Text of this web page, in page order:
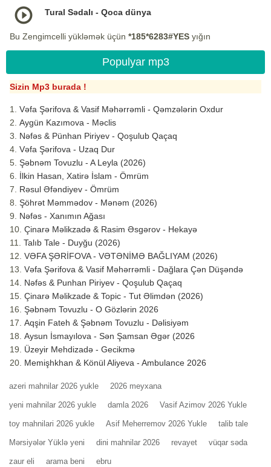
Tural Sədalı - Qoca dünya
Bu Zengimcelli yükləmək üçün *185*6283#YES yığın
Populyar mp3
Sizin Mp3 burada !
Vəfa Şərifova & Vasif Məhərrəmli - Qəmzələrin Oxdur
Aygün Kazımova - Məclis
Nəfəs & Pünhan Piriyev - Qoşulub Qaçaq
Vəfa Şərifova - Uzaq Dur
Şəbnəm Tovuzlu - A Leyla (2026)
İlkin Hasan, Xatirə İslam - Ömrüm
Rəsul Əfəndiyev - Ömrüm
Şöhrət Məmmədov - Mənəm (2026)
Nəfəs - Xanımın Ağası
Çinarə Məlikzadə & Rasim Əsgərov - Hekayə
Talıb Tale - Duyğu (2026)
VƏFA ŞƏRİFOVA - VƏTƏNİMƏ BAĞLIYAM (2026)
Vəfa Şərifova & Vasif Məhərrəmli - Dağlara Çən Düşəndə
Nəfəs & Punhan Piriyev - Qoşulub Qaçaq
Çinarə Məlikzade & Topic - Tut Əlimdən (2026)
Şəbnəm Tovuzlu - O Gözlərin 2026
Aqşin Fateh & Şəbnəm Tovuzlu - Dəlisiyəm
Aysun İsmayılova - Sən Şamsan Əgər (2026
Üzeyir Mehdizadə - Gecikmə
Memişhkhan & Könül Aliyeva - Ambulance 2026
azeri mahnilar 2026 yukle 2026 meyxana
yeni mahnilar 2026 yukle damla 2026 Vasif Azimov 2026 Yukle
toy mahnilari 2026 yukle Asif Meherremov 2026 Yukle talib tale
Mərsiyələr Yüklə yeni dini mahnilar 2026 revayet vüqar səda
zaur eli arama beni ebru